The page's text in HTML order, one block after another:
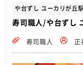
や台ずし ユーカリが丘
寿司職人/や台ずし
寿司職人 正